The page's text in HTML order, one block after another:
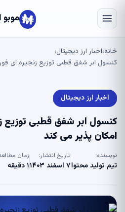
موبو
خانه›اخبار ارز دیجیتال›
کنسول ابر شفق قطبی توزیع زنجیره ای
اخبار ارز دیجیتال
کنسول ابر شفق قطبی توزیع
امکان پذیر می کند
نویسنده:
تیم تولید محتوا
تاریخ انتشار:
۷ اسفند ۱۴۰۳
زمان
۱ دقیقه